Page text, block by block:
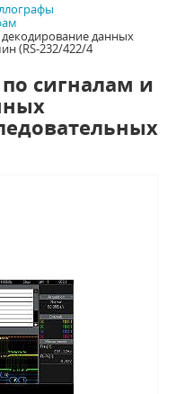
декодирование данных
(RS-232/422/4
по сигналам и